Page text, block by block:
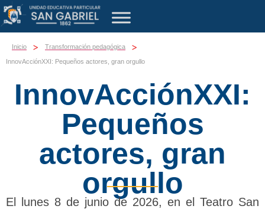
Inicio > Transformación pedagógica >
InnovAcciónXXI: Pequeños actores, gran orgullo
InnovAcciónXXI:
Pequeños
actores, gran
orgullo
El lunes 8 de junio de 2026, en el Teatro San